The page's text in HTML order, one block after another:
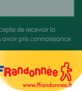
de recevoir la
avoir pris connaissance